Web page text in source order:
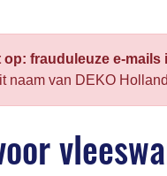
op: frauduleuze e-mails
naam van DEKO